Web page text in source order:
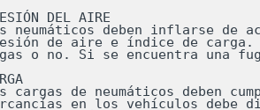
DEL AIRE
neumáticos deben inflarse de
de aire e índice de carga.
o no. Si se encuentra una
cargas de neumáticos deben
en los vehículos debe